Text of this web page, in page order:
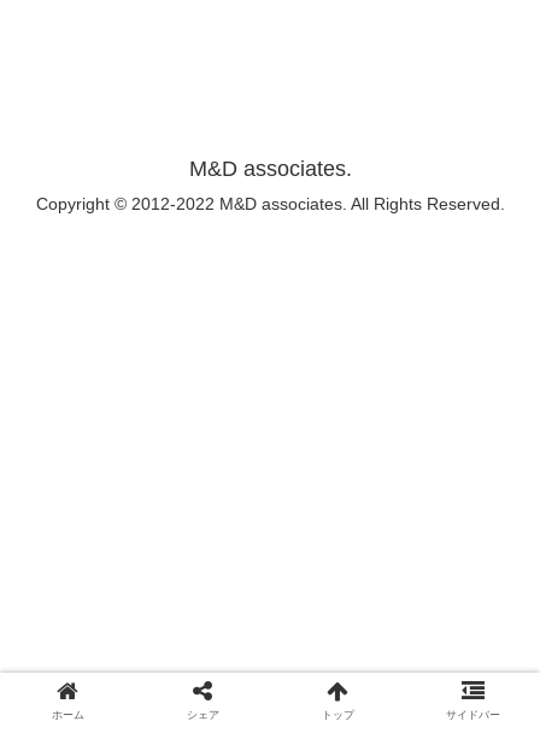
M&D associates.
Copyright © 2012-2022 M&D associates. All Rights Reserved.
ホーム シェア トップ サイドバー